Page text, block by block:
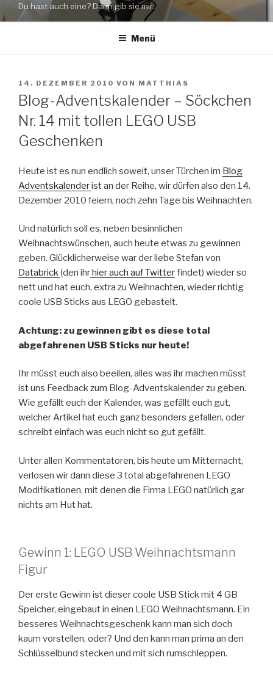
springenDu hast auch eine? Dann gib sie mir..
Menü
VERÖFFENTLICHT
AM
14. DEZEMBER 2010 VON MATTHIAS
Blog-Adventskalender – Söckchen
Nr. 14 mit tollen LEGO USB
Geschenken
Heute ist es nun endlich soweit, unser Türchen im Blog
Adventskalenderist an der Reihe, wir dürfen also den 14.
Dezember 2010 feiern, noch zehn Tage bis Weihnachten.
Und natürlich soll es, neben besinnlichen
Weihnachtswünschen, auch heute etwas zu gewinnen
geben. Glücklicherweise war der liebe Stefan von
Databrick(den ihr hier auch auf Twitterfindet) wieder so
nett und hat euch, extra zu Weihnachten, wieder richtig
coole USB Sticks aus LEGO gebastelt.
Achtung: zu gewinnen gibt es diese total
abgefahrenen USB Sticks nur heute!
Ihr müsst euch also beeilen, alles was ihr machen müsst
ist uns Feedback zum Blog-Adventskalender zu geben.
Wie gefällt euch der Kalender, was gefällt euch gut,
welcher Artikel hat euch ganz besonders gefallen, oder
schreibt einfach was euch nicht so gut gefällt.
Unter allen Kommentatoren, bis heute um Mitternacht,
verlosen wir dann diese 3 total abgefahrenen LEGO
Modifikationen, mit denen die Firma LEGO natürlich gar
nichts am Hut hat.
Gewinn 1: LEGO USB Weihnachtsmann
Figur
Der erste Gewinn ist dieser coole USB Stick mit 4 GB
Speicher, eingebaut in einen LEGO Weihnachtsmann. Ein
besseres Weihnachtsgeschenk kann man sich doch
kaum vorstellen, oder? Und den kann man prima an den
Schlüsselbund stecken und mit sich rumschleppen.